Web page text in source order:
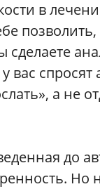
в
сделаете
вас спросят
а не
до
Но